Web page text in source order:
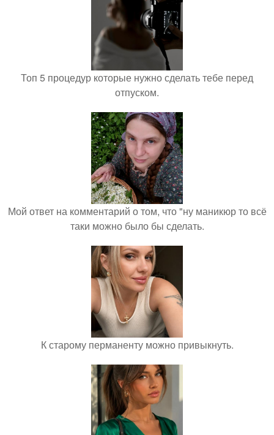
Топ 5 процедур которые нужно сделать тебе перед
отпуском.
Мой ответ на комментарий о том, что "ну маникюр то всё
таки можно было бы сделать.
К старому перманенту можно привыкнуть.